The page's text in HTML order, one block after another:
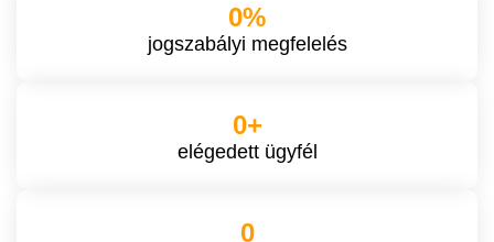
0%
jogszabályi megfelelés
0+
elégedett ügyfél
0